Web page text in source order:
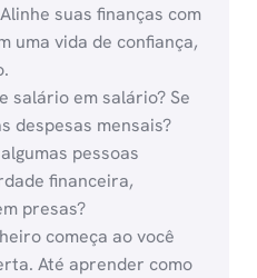
suas finanças com
uma vida de confiança,
salário em salário? Se
despesas mensais?
pessoas
financeira,
presas?
começa ao você
Até aprender como